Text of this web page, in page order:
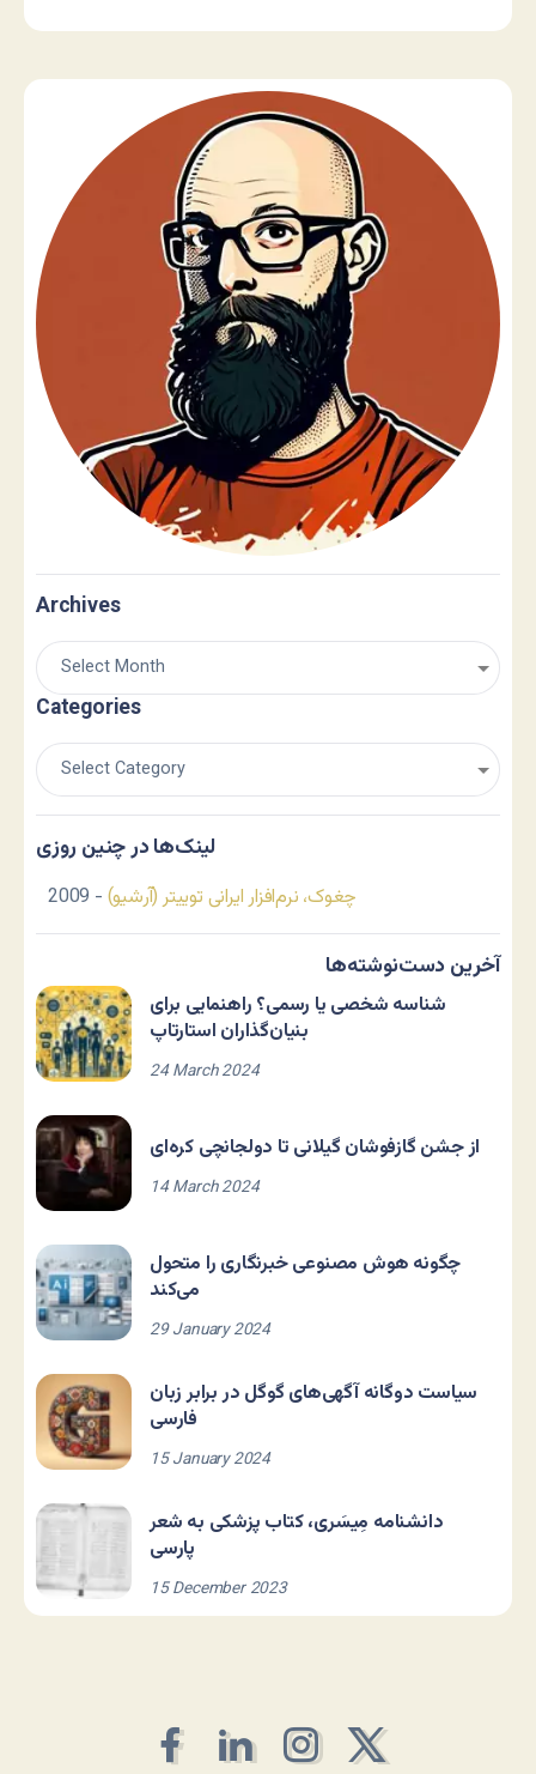
Archives
Categories
لینک‌ها در چنین روزی
چغوک، نرم‌افزار ایرانی توییتر (آرشیو) - 2009
آخرین دست‌نوشته‌ها
شناسه شخصی یا رسمی؟ راهنمایی برای
بنیان‌گذاران استارتاپ
24 March 2024
از جشن گازفوشان گیلانی تا دولجانچی کره‌ای
14 March 2024
چگونه هوش مصنوعی خبرنگاری را متحول
می‌کند
29 January 2024
سیاست دوگانه آگهی‌های گوگل در برابر زبان
فارسی
15 January 2024
دانشنامه مِیسَری، کتاب پزشکی به شعر
پارسی
15 December 2023